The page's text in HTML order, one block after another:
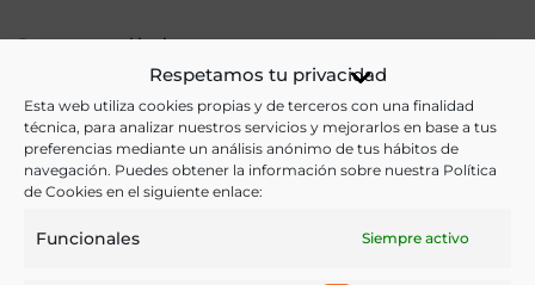
Respetamos tu privacidad
Esta web utiliza cookies propias y de terceros con una finalidad
técnica, para analizar nuestros servicios y mejorarlos en base a tus
preferencias mediante un análisis anónimo de tus hábitos de
navegación. Puedes obtener la información sobre nuestra Política
de Cookies en el siguiente enlace:
Funcionales Siempre activo
Otras ediciones:
Notas:
Ver más libros de estas materias: